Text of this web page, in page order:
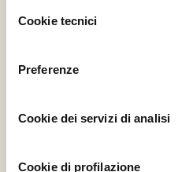
delCookie tecnici
Preferenze
Cookie dei servizi di analisi
Cookie di profilazione
Funghi Shiitake
Azienda Agricola
28,90 €